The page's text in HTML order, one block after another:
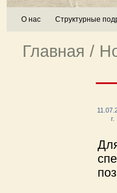
О нас Структурные
Главная /
г.